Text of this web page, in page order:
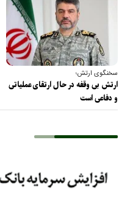
سخنگوی ارتش؛
ارتش بی وقفه در حال ارتقای عملیاتی
و دفاعی است